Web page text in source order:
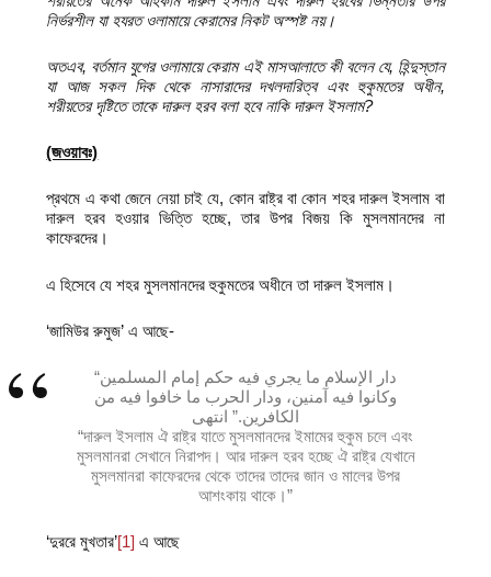
নির্ভরশীল যা হযরত ওলামায়ে কেরামের নিকট অস্পষ্ট নয়।
অতএব, বর্তমান যুগের ওলামায়ে কেরাম এই মাসআলাতে কী বলেন যে, হিন্দুস্তান
যা
আজ সকল দিক থেকে নাসারাদের দখলদারিত্ব এবং হুকুমতের অধীন,
শরীয়তের দৃষ্টিতে তাকে দারুল হরব বলা হবে নাকি দারুল ইসলাম?
(জওয়াবঃ)
প্রথমে এ কথা জেনে নেয়া চাই যে, কোন রাষ্ট্র বা কোন শহর দারুল ইসলাম বা
দারুল হরব হওয়ার ভিত্তি হচ্ছে, তার উপর বিজয় কি মুসলমানদের না
কাফেরদের।
এ হিসেবে যে শহর মুসলমানদের হুকুমতের অধীনে তা দারুল ইসলাম।
‘জামিউর রুমুজ’ এ আছে-
“دار الإسلام ما يجري فيه حكم إمام المسلمين
وكانوا فيه آمنين، ودار الحرب ما خافوا فيه من
الكافرين.” انتهى
“দারুল ইসলাম ঐ রাষ্ট্র যাতে মুসলমানদের ইমামের হুকুম চলে এবং
মুসলমানরা সেখানে নিরাপদ। আর দারুল হরব হচ্ছে ঐ রাষ্ট্র যেখানে
মুসলমানরা কাফেরদের থেকে তাদের তাদের জান ও মালের উপর
আশংকায় থাকে।”
‘দুররে মুখতার’[1] এ আছে